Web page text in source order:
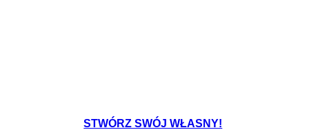
STWÓRZ SWÓJ WŁASNY!